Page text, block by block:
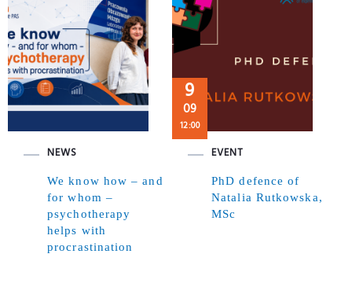
NEWS
We know how – and
for whom –
psychotherapy
helps with
procrastination
9
09
12:00
EVENT
PhD defence of
Natalia Rutkowska,
MSc